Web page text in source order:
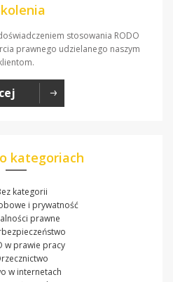
stosowania RODO
prawnego udzielanego naszym
kategoriach
kategorii
i prywatność
prawne
w prawie pracy
w internetach